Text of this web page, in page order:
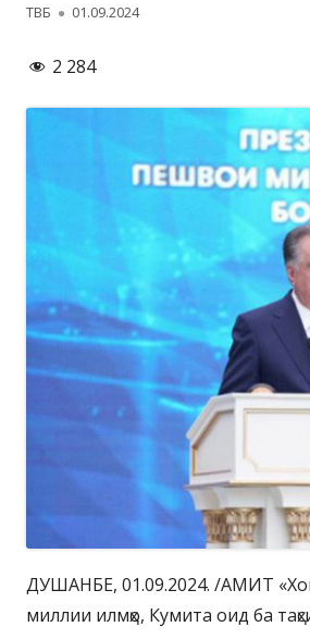
Автор
ТВБ Опубликовано
01.09.2024
2 284
ДУШАНБЕ, 01.09.2024. /АМИТ
миллии илмҳо, Кумита оид ба